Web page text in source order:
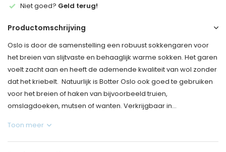
Niet goed? Geld terug!
Productomschrijving
Oslo is door de samenstelling een robuust sokkengaren voor
het breien van slijtvaste en behaaglijk warme sokken. Het garen
voelt zacht aan en heeft de ademende kwaliteit van wol zonder
dat het kriebelt. Natuurlijk is Botter Oslo ook goed te gebruiken
voor het breien of haken van bijvoorbeeld truien,
omslagdoeken, mutsen of wanten. Verkrijgbaar in...
Toon meer